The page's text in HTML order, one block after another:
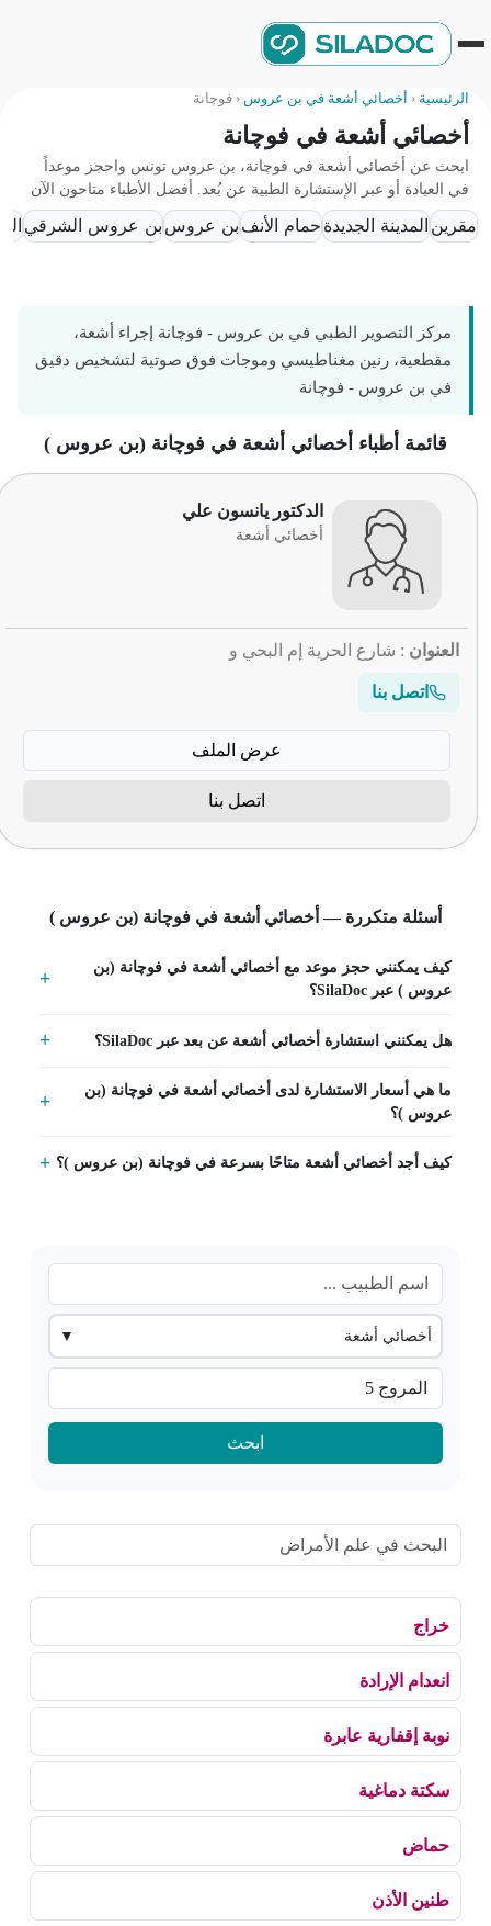
الرئيسية‹أخصائي أشعة في بن عروس‹فوچانة
أخصائي أشعة في فوچانة
ابحث عن أخصائي أشعة في فوچانة، بن عروس تونس واحجز موعداً
في العيادة أو عبر الإستشارة الطبية عن بُعد. أفضل الأطباء متاحون الآن
مقرينالمدينة الجديدةحمام الأنف بن عروسبن عروس الشرقي
أخصائي أشعة
ابحث
خراج
انعدام الإرادة
نوبة إقفارية عابرة
سكتة دماغية
حماض
طنين الأذن
مركز التصوير الطبي في بن عروس - فوچانة إجراء أشعة،
مقطعية، رنين مغناطيسي وموجات فوق صوتية لتشخيص دقيق
في بن عروس - فوچانة
قائمة أطباء أخصائي أشعة في فوچانة (بن عروس )
الدكتور يانسون علي
أخصائي أشعة
العنوان : شارع الحرية إم البحي و
اتصل بنا
عرض الملف
اتصل بنا
أسئلة متكررة — أخصائي أشعة في فوچانة (بن عروس )
كيف يمكنني حجز موعد مع أخصائي أشعة في فوچانة (بن
عروس ) عبر SilaDoc؟
هل يمكنني استشارة أخصائي أشعة عن بعد عبر SilaDoc؟
ما هي أسعار الاستشارة لدى أخصائي أشعة في فوچانة (بن
عروس )؟
كيف أجد أخصائي أشعة متاحًا بسرعة في فوچانة (بن عروس )؟